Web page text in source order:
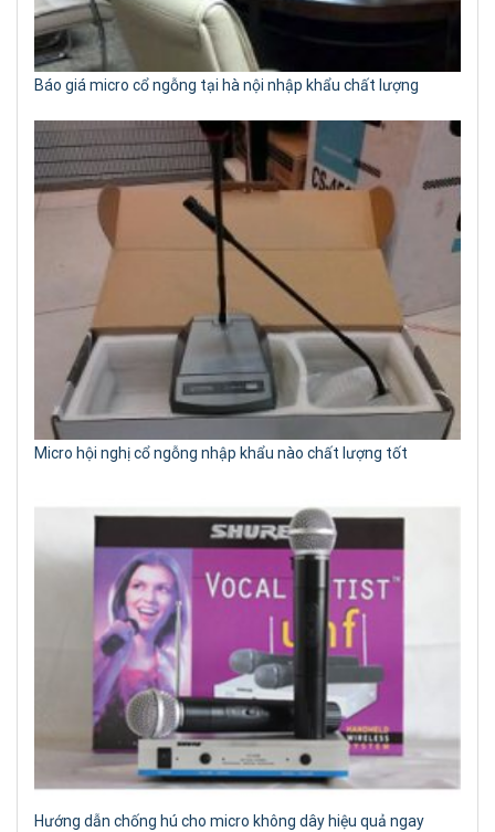
Báo giá micro cổ ngỗng tại hà nội nhập khẩu chất lượng
Micro hội nghị cổ ngỗng nhập khẩu nào chất lượng tốt
Hướng dẫn chống hú cho micro không dây hiệu quả ngay